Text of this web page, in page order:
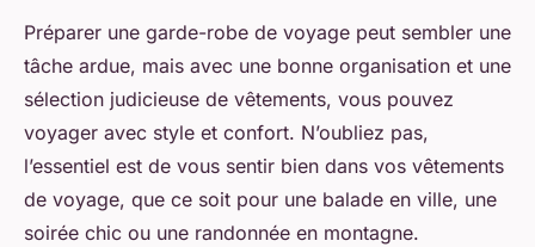
Préparer une garde-robe de voyage peut sembler une
tâche ardue, mais avec une bonne organisation et une
sélection judicieuse de vêtements, vous pouvez
voyager avec style et confort. N’oubliez pas,
l’essentiel est de vous sentir bien dans vos vêtements
de voyage, que ce soit pour une balade en ville, une
soirée chic ou une randonnée en montagne.